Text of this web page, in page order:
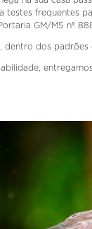
testes frequentes
GM/MS nº
dentro dos